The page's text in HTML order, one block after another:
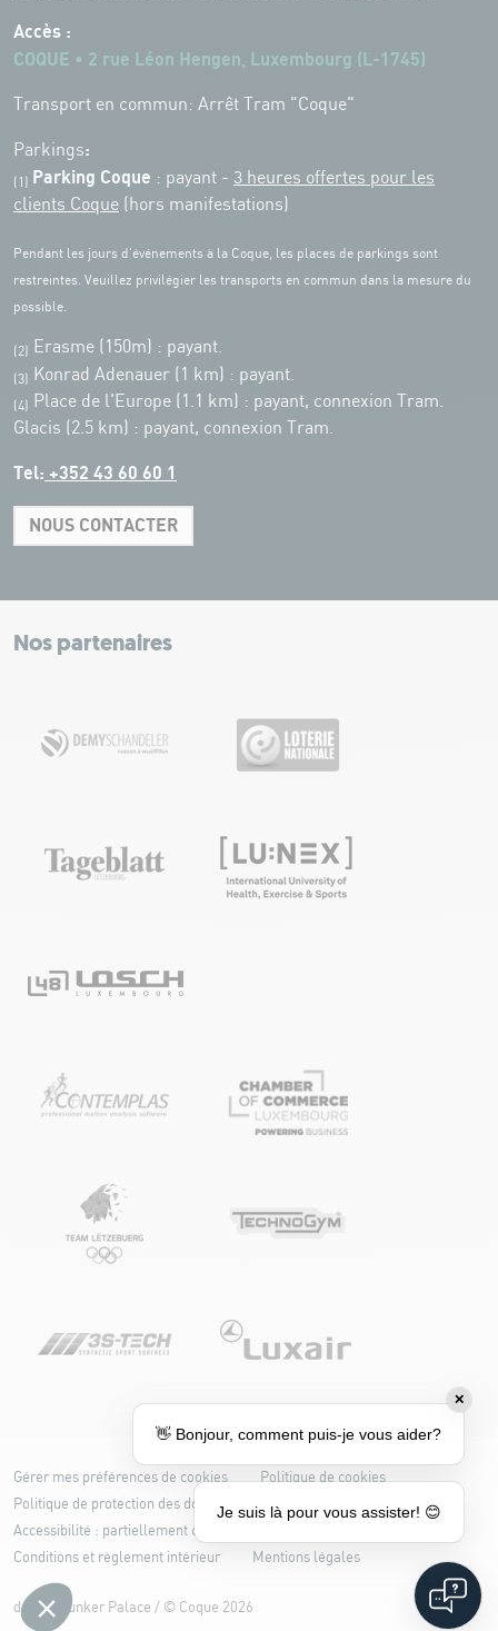
Accès :
COQUE • 2 rue Léon Hengen, Luxembourg (L-1745)
Transport en commun: Arrêt Tram "Coque"
Parkings:
(1) Parking Coque : payant - 3 heures offertes pour les
clients Coque (hors manifestations)
Pendant les jours d'événements à la Coque, les places de parkings sont
restreintes. Veuillez privilégier les transports en commun dans la mesure du
possible.
(2) Erasme (150m) : payant.
(3) Konrad Adenauer (1 km) : payant.
(4)
Place de l'Europe (1.1 km) : payant, connexion Tram.
Glacis (2.5 km) : payant, connexion Tram.
Tel: +352 43 60 60 1
NOUS CONTACTER
+
−
Leaflet|Map tiles by Carto, under CC BY 3.0. Data by OpenStreetMap, under
Nos partenaires
Gérer mes préférences de cookies
Politique de cookies
Politique de protection des données
Accessibilité : partiellement conforme
Conditions et règlement intérieur
Mentions légales
design Bunker Palace / © Coque 2026
✕
👋 Bonjour, comment puis-je vous aider?
Je suis là pour vous assister! 😊